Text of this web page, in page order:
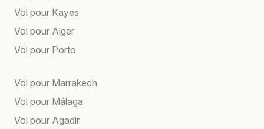
Vol pour Kayes
Vol pour Alger
Vol pour Porto
Vol pour Marrakech
Vol pour Málaga
Vol pour Agadir